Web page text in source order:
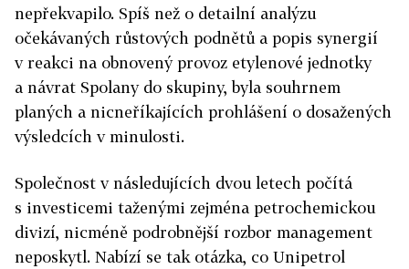
nepřekvapilo. Spíš než o detailní analýzu
očekávaných růstových podnětů a popis synergií
v reakci na obnovený provoz etylenové jednotky
a návrat Spolany do skupiny, byla souhrnem
planých a nicneříkajících prohlášení o dosažených
výsledcích v minulosti.
Společnost v následujících dvou letech počítá
s investicemi taženými zejména petrochemickou
divizí, nicméně podrobnější rozbor management
neposkytl. Nabízí se tak otázka, co Unipetrol